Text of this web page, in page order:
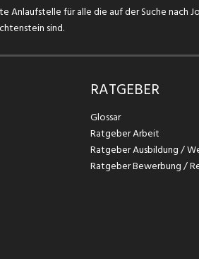
für alle die auf der Suche nach
sind.
RATGEBER
Glossar
Ratgeber Arbeit
Ratgeber Ausbildung /
Ratgeber Bewerbung /